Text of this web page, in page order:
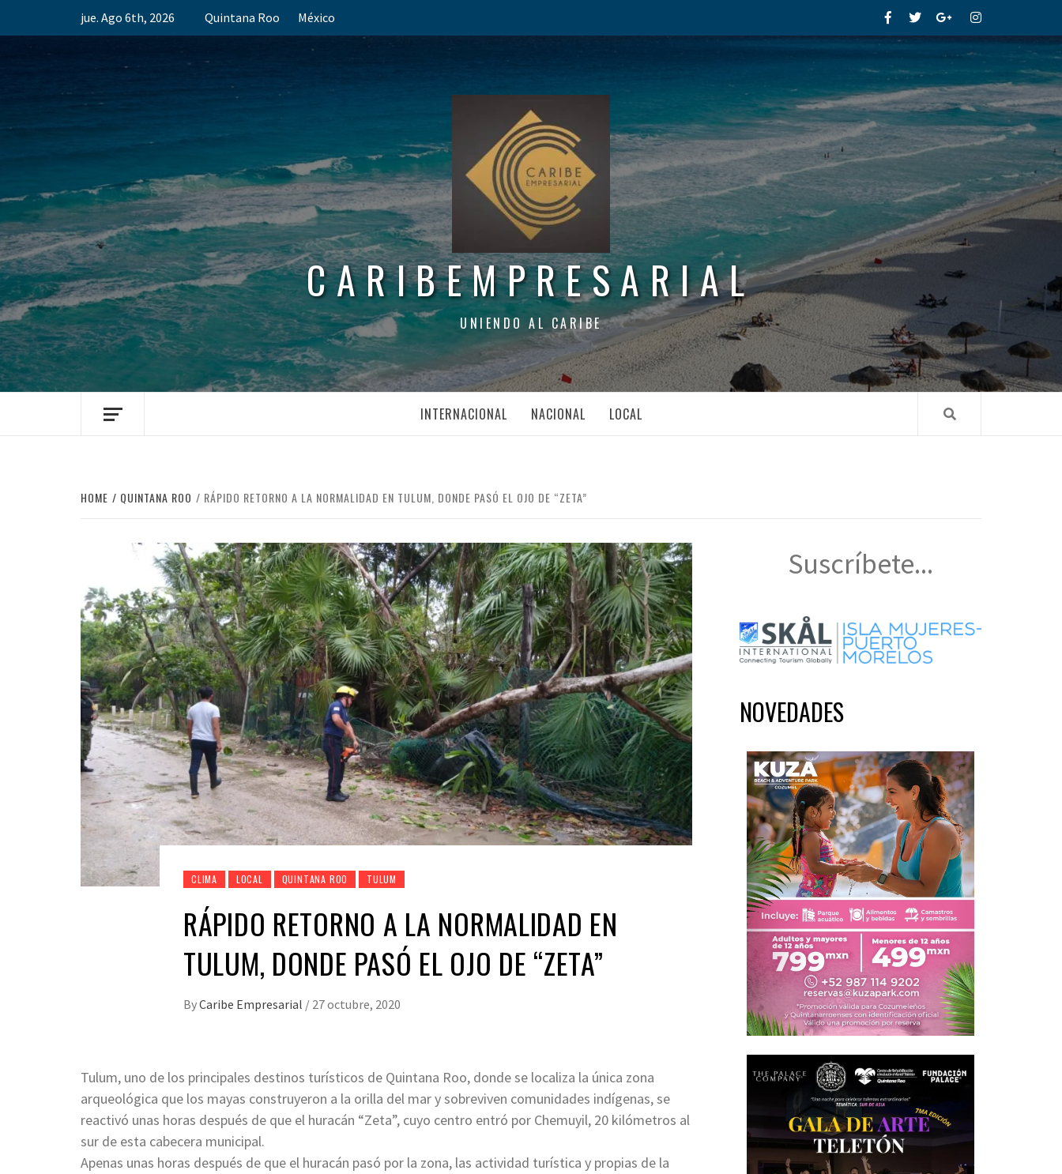
jue. Ago 6th, 2026 Quintana Roo México FacebookTwitterGoogle+Instagram
CARIBEMPRESARIAL
UNIENDO AL CARIBE
INTERNACIONAL NACIONAL LOCAL
HOME QUINTANA ROO RÁPIDO RETORNO A LA NORMALIDAD EN TULUM, DONDE PASÓ EL OJO DE “ZETA”
CLIMA LOCAL QUINTANA ROO TULUM
RÁPIDO RETORNO A LA NORMALIDAD EN
TULUM, DONDE PASÓ EL OJO DE “ZETA”
ByCaribe Empresarial / 27 octubre, 2020
Tulum, uno de los principales destinos turísticos de Quintana Roo, donde se localiza la única zona
arqueológica que los mayas construyeron a la orilla del mar y sobreviven comunidades indígenas, se
reactivó unas horas después de que el huracán “Zeta”, cuyo centro entró por Chemuyil, 20 kilómetros al
sur de esta cabecera municipal.
Apenas unas horas después de que el huracán pasó por la zona, las actividad turística y propias de la
Suscríbete...
NOVEDADES